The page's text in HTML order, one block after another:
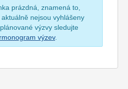
prázdná, znamená to,
nejsou vyhlášeny
výzvy sledujte
výzev.